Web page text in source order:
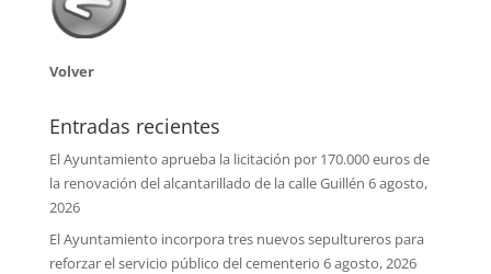
Volver
Entradas recientes
El Ayuntamiento aprueba la licitación por 170.000 euros de
la renovación del alcantarillado de la calle Guillén 6 agosto,
2026
El Ayuntamiento incorpora tres nuevos sepultureros para
reforzar el servicio público del cementerio 6 agosto, 2026